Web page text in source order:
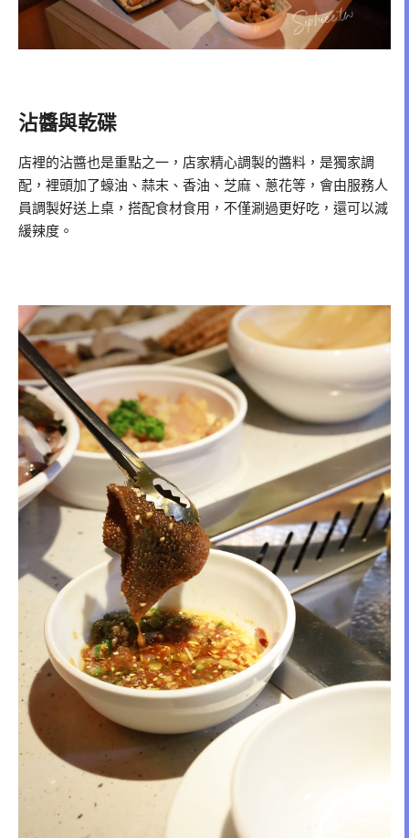
沾醬與乾碟
店裡的沾醬也是重點之一，店家精心調製的醬料，是獨家調
配，裡頭加了蠔油、蒜末、香油、芝麻、蔥花等，會由服務人
員調製好送上桌，搭配食材食用，不僅涮過更好吃，還可以減
緩辣度。